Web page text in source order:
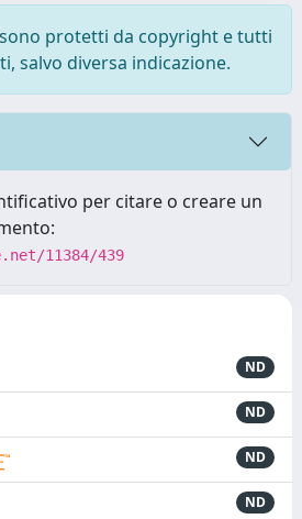
protetti da copyright e tutti
salvo diversa indicazione.
per citare o creare un
11384/439
ND
ND
ND
ND